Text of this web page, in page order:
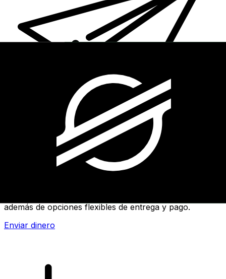
Transferencias de dinero internacionales Xe
además de opciones flexibles de entrega y pago.
Enviar dinero